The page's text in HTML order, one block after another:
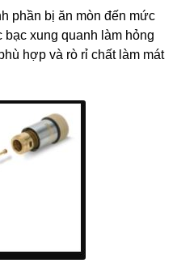
phần bị ăn mòn đến mức
bạc xung quanh làm hỏng
hợp và rò rỉ chất làm mát